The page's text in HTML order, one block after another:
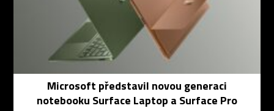
Microsoft představil novou generaci
notebooku Surface Laptop a Surface Pro